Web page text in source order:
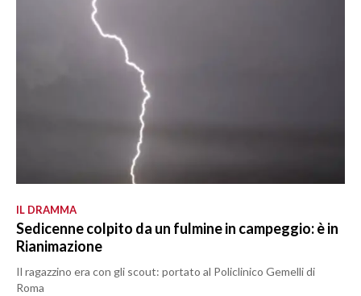
IL DRAMMA
Sedicenne colpito da un fulmine in campeggio: è in
Rianimazione
Il ragazzino era con gli scout: portato al Policlinico Gemelli di
Roma